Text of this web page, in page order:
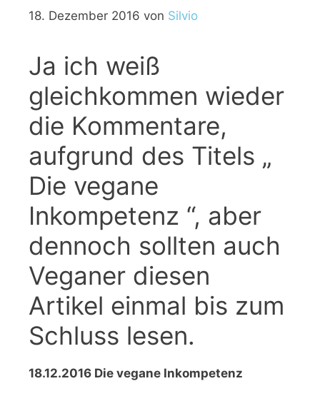
18. Dezember 2016 von Silvio
Ja ich weiß
gleichkommen wieder
die Kommentare,
aufgrund des Titels „
Die vegane
Inkompetenz “, aber
dennoch sollten auch
Veganer diesen
Artikel einmal bis zum
Schluss lesen.
18.12.2016 Die vegane Inkompetenz